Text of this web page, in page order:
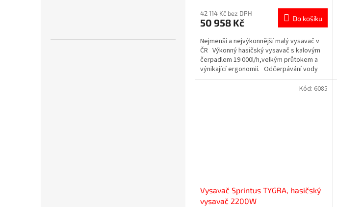
42 114 Kč bez DPH
50 958 Kč Do košíku
Nejmenší a nejvýkonnější malý vysavač v
ČR Výkonný hasičský vysavač s kalovým
čerpadlem 19 000l/h,velkým průtokem a
výnikající ergonomií. Odčerpávání vody
po...
Vysavač Sprintus TYGRA, hasičský
vysavač 2200W
Kód: 6085